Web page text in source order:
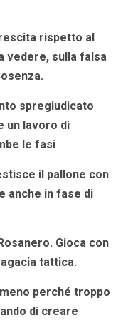
rispetto al
vedere, sulla falsa
spregiudicato
un lavoro di
le fasi
il pallone con
anche in fase di
Gioca con
tattica.
perché troppo
di creare